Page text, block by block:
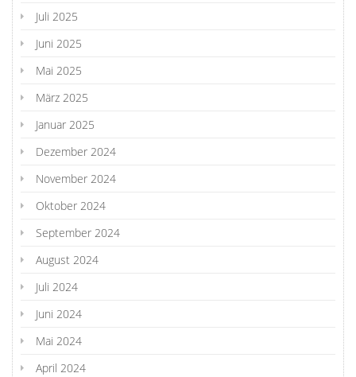
Juli 2025
Juni 2025
Mai 2025
März 2025
Januar 2025
Dezember 2024
November 2024
Oktober 2024
September 2024
August 2024
Juli 2024
Juni 2024
Mai 2024
April 2024